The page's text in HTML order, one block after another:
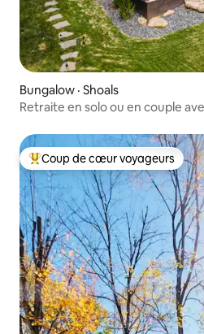
Bungalow · Shoals
Retraite en solo ou en couple
Coup de cœur voyageurs parmi
Coup de cœur voyageurs